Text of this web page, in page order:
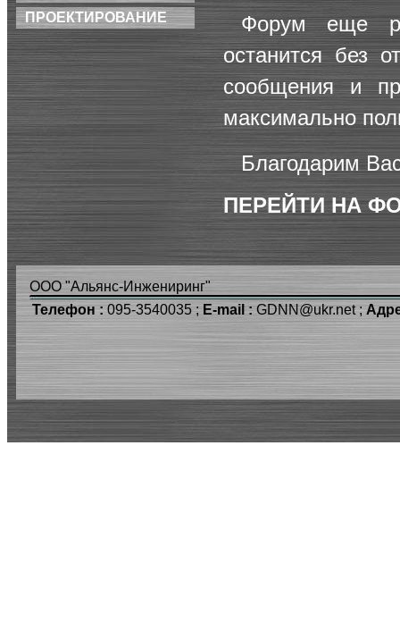
ПРОЕКТИРОВАНИЕ
Форум еще
останится без
сообщения и
максимально
Благодарим
ПЕРЕЙТИ НА
ООО "Альянс-Инжениринг"
Телефон : 095-3540035 ; E-mail : GDNN@ukr.net ;